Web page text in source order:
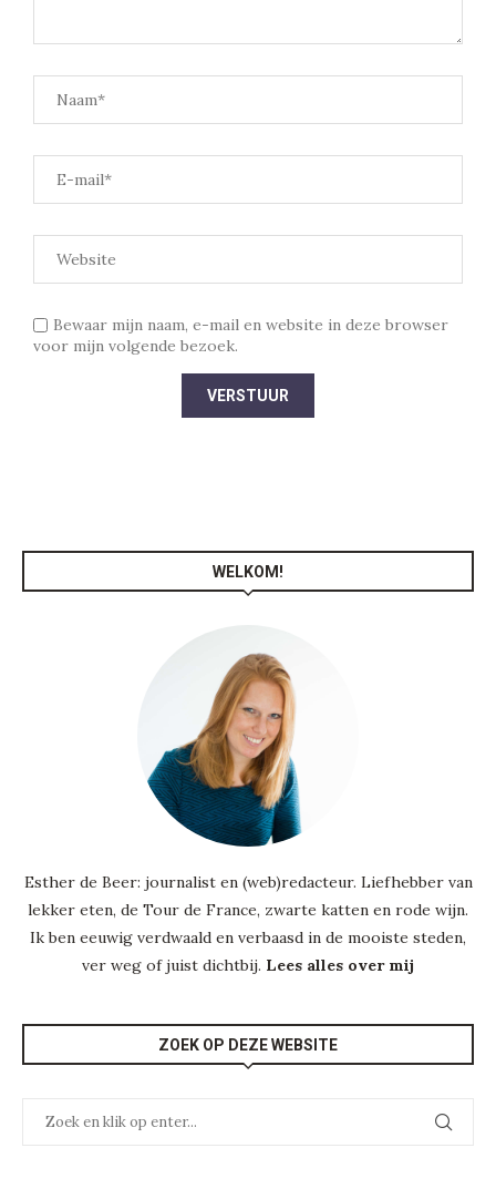
Bewaar mijn naam, e-mail en website in deze browser
voor mijn volgende bezoek.
WELKOM!
Esther de Beer: journalist en (web)redacteur. Liefhebber van
lekker eten, de Tour de France, zwarte katten en rode wijn.
Ik ben eeuwig verdwaald en verbaasd in de mooiste steden,
ver weg of juist dichtbij. Lees alles over mij
ZOEK OP DEZE WEBSITE